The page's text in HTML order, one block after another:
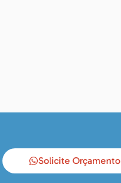
Solicite Orçamento